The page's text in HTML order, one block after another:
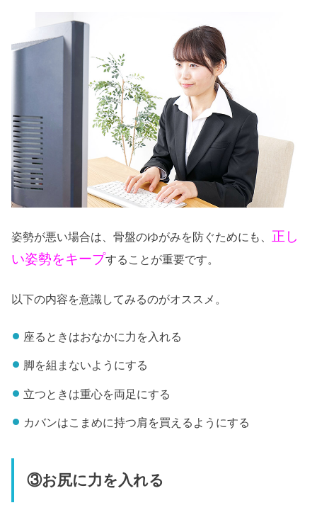
姿勢が悪い場合は、骨盤のゆがみを防ぐためにも、 正し
い姿勢をキープすることが重要です。
以下の内容を意識してみるのがオススメ。
座るときはおなかに力を入れる
脚を組まないようにする
立つときは重心を両足にする
カバンはこまめに持つ肩を買えるようにする
③お尻に力を入れる